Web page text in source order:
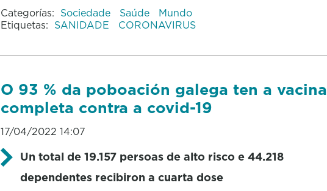
Categorías: Sociedade Saúde
Mundo
Etiquetas: SANIDADE CORONAVIRUS
O 93 % da poboación galega ten a vacina
completa contra a covid-19
17/04/2022 14:07
Un total de 19.157 persoas de alto risco e 44.218
dependentes recibiron a cuarta dose